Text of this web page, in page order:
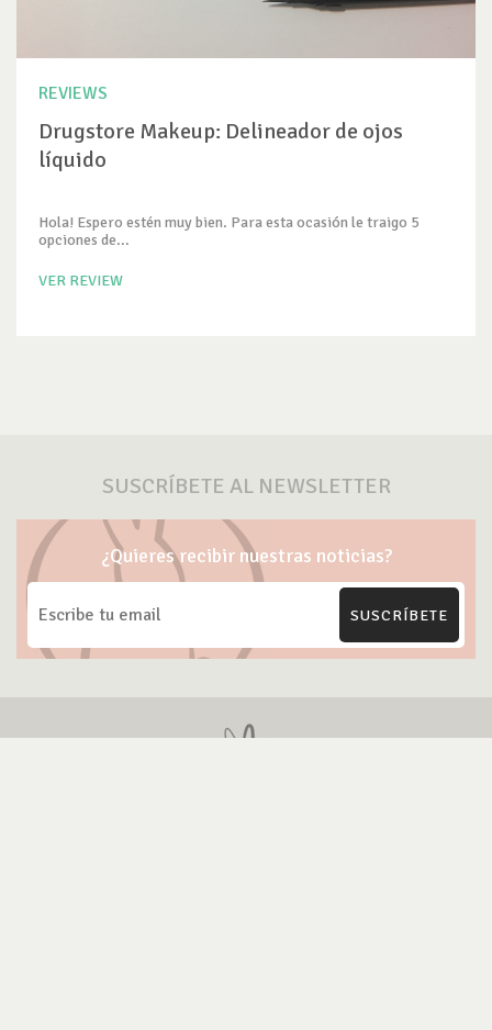
REVIEWS
Drugstore Makeup: Delineador de ojos
líquido
Hola! Espero estén muy bien. Para esta ocasión le traigo 5
opciones de...
VER REVIEW
SUSCRÍBETE AL NEWSLETTER
¿Quieres recibir nuestras noticias?
SUSCRÍBETE